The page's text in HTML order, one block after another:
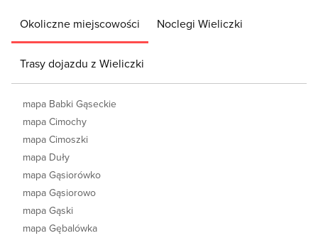
Okoliczne miejscowości Noclegi Wieliczki
Trasy dojazdu z Wieliczki
mapa Babki Gąseckie
mapa Cimochy
mapa Cimoszki
mapa Duły
mapa Gąsiorówko
mapa Gąsiorowo
mapa Gąski
mapa Gębalówka